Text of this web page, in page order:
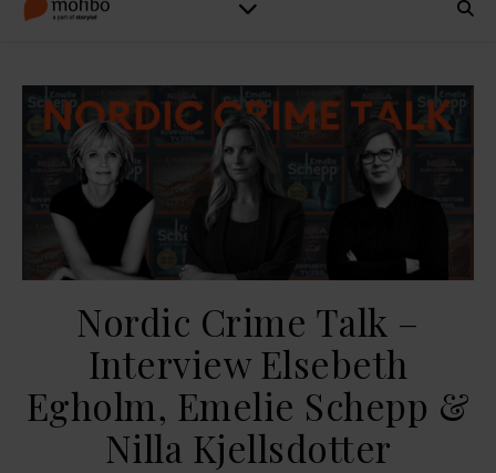
Nordic Crime Talk –
Interview Elsebeth
Egholm, Emelie Schepp &
Nilla Kjellsdotter